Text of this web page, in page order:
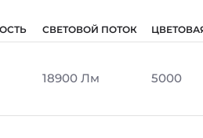
СВЕТОВОЙ ПОТОК
18900 Лм 5000